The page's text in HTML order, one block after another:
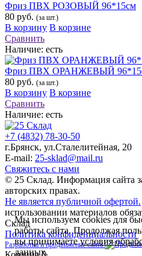
Фриз ПВХ РОЗОВЫЙ 96*15см
80 руб. (за шт.)
В корзину В корзине
Сравнить
Наличие: есть
Фриз ПВХ ОРАНЖЕВЫЙ
80 руб. (за шт.)
В корзину В корзине
Сравнить
Наличие: есть
+7 (4832) 78-30-50
г.Брянск, ул.Сталелитейная, 20
E-mail: 25-sklad@mail.ru
Свяжитесь с нами
© 25 Склад. Информация сайта
авторских правах.
Не является публичной офертой.
использовании материалов
Склад
Политика конфиденциальности
Разработка и продвижение сайта
Мы используем cookies для
работы сайта. Продолжая
вы принимаетеусловия
данных.